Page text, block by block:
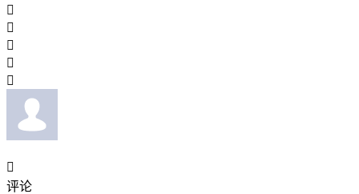






评论